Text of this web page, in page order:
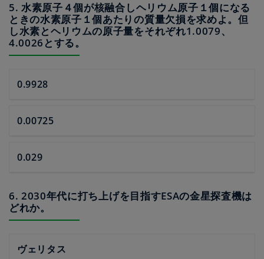
5. 水素原子４個が核融合しヘリウム原子１個になる
ときの水素原子１個あたりの質量欠損を求めよ。但
し水素とヘリウムの原子量をそれぞれ1.0079、
4.0026とする。
0.9928
0.00725
0.029
6. 2030年代に打ち上げを目指すESAの金星探査機は
どれか。
ヴェリタス